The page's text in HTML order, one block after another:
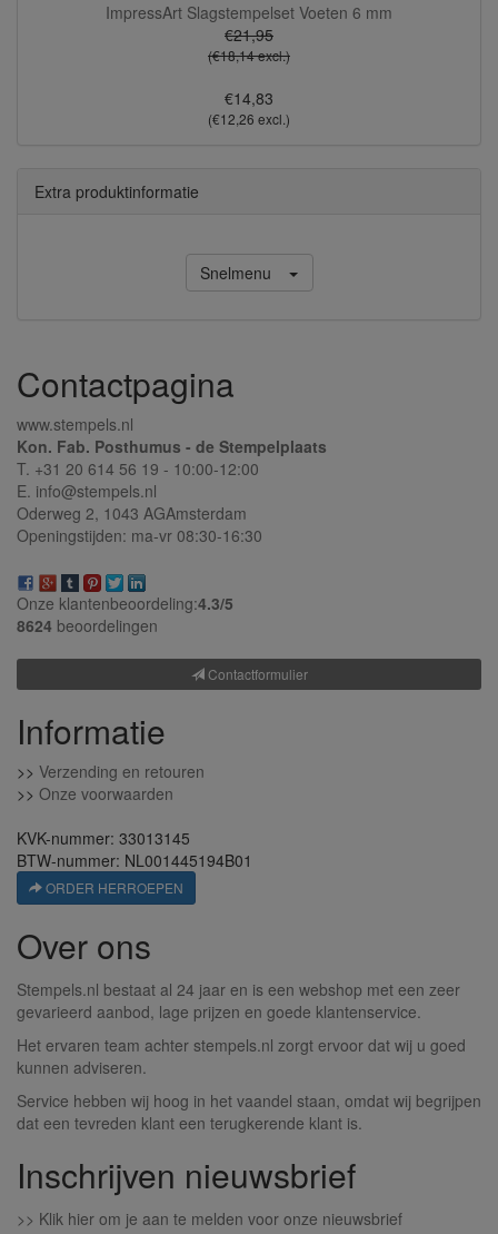
ImpressArt Slagstempelset Voeten 6 mm
€21,95
(€18,14 excl.)
€14,83
(€12,26 excl.)
Extra produktinformatie
Snelmenu
Contactpagina
www.stempels.nl
Kon. Fab. Posthumus - de Stempelplaats
T. +31 20 614 56 19 - 10:00-12:00
E. info@stempels.nl
Oderweg 2, 1043 AGAmsterdam
Openingstijden: ma-vr 08:30-16:30
Onze klantenbeoordeling:4.3/5
8624 beoordelingen
Contactformulier
Informatie
>> Verzending en retouren
>> Onze voorwaarden
KVK-nummer: 33013145
BTW-nummer: NL001445194B01
ORDER HERROEPEN
Over ons
Stempels.nl bestaat al 24 jaar en is een webshop met een zeer
gevarieerd aanbod, lage prijzen en goede klantenservice.
Het ervaren team achter stempels.nl zorgt ervoor dat wij u goed
kunnen adviseren.
Service hebben wij hoog in het vaandel staan, omdat wij begrijpen
dat een tevreden klant een terugkerende klant is.
Inschrijven nieuwsbrief
>> Klik hier om je aan te melden voor onze nieuwsbrief